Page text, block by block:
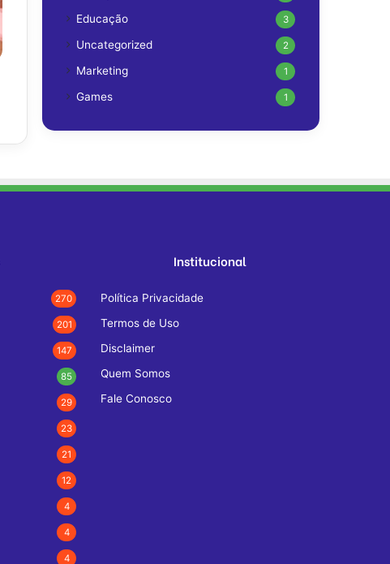
Educação 3
Uncategorized 2
Marketing 1
Games 1
270
201
147
85
29
23
21
12
4
4
4
Institucional
Política Privacidade
Termos de Uso
Disclaimer
Quem Somos
Fale Conosco